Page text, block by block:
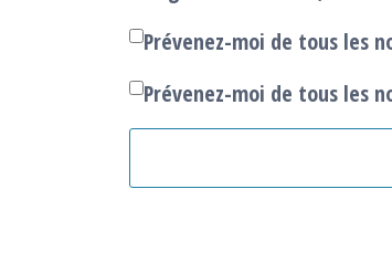
Prévenez-moi de tous les
Prévenez-moi de tous les